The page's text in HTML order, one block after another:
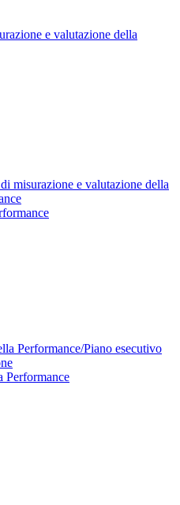
e valutazione della
misurazione e valutazione della
Performance/Piano esecutivo
Performance